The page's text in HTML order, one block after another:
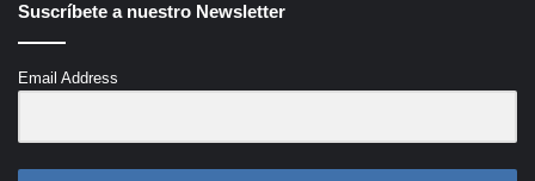
Suscríbete a nuestro Newsletter
Email Address